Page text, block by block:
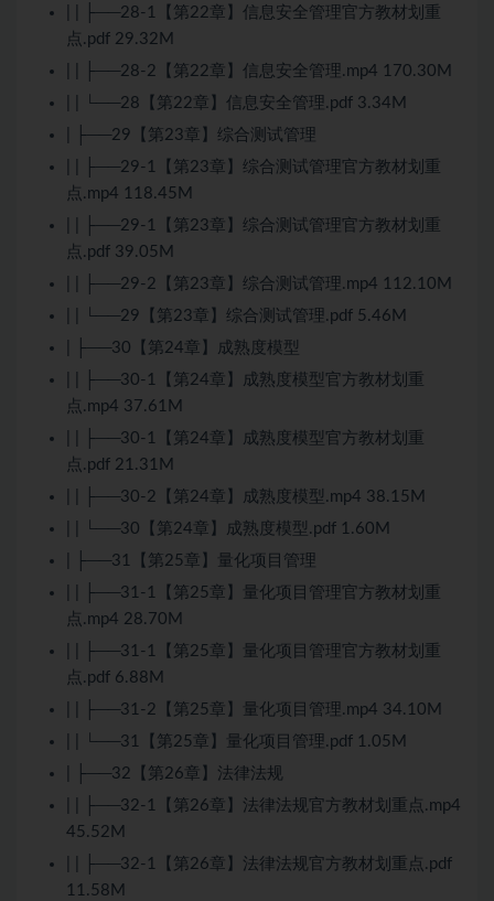
| | ├──28-1【第22章】信息安全管理官方教材划重
点.pdf 29.32M
| | ├──28-2【第22章】信息安全管理.mp4 170.30M
| | └──28【第22章】信息安全管理.pdf 3.34M
| ├──29【第23章】综合测试管理
| | ├──29-1【第23章】综合测试管理官方教材划重
点.mp4 118.45M
| | ├──29-1【第23章】综合测试管理官方教材划重
点.pdf 39.05M
| | ├──29-2【第23章】综合测试管理.mp4 112.10M
| | └──29【第23章】综合测试管理.pdf 5.46M
| ├──30【第24章】成熟度模型
| | ├──30-1【第24章】成熟度模型官方教材划重
点.mp4 37.61M
| | ├──30-1【第24章】成熟度模型官方教材划重
点.pdf 21.31M
| | ├──30-2【第24章】成熟度模型.mp4 38.15M
| | └──30【第24章】成熟度模型.pdf 1.60M
| ├──31【第25章】量化项目管理
| | ├──31-1【第25章】量化项目管理官方教材划重
点.mp4 28.70M
| | ├──31-1【第25章】量化项目管理官方教材划重
点.pdf 6.88M
| | ├──31-2【第25章】量化项目管理.mp4 34.10M
| | └──31【第25章】量化项目管理.pdf 1.05M
| ├──32【第26章】法律法规
| | ├──32-1【第26章】法律法规官方教材划重点.mp4
45.52M
| | ├──32-1【第26章】法律法规官方教材划重点.pdf
11.58M